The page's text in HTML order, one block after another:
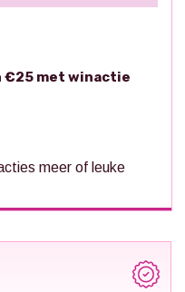
€25 met winactie
meer of leuke